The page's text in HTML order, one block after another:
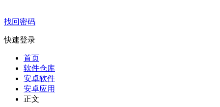
找回密码
快速登录
首页
软件仓库
安卓软件
安卓应用
正文